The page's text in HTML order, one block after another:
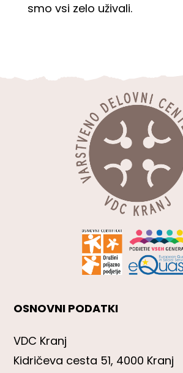
smo vsi zelo uživali.
OSNOVNI PODATKI
VDC Kranj
Kidričeva cesta 51, 4000 Kranj